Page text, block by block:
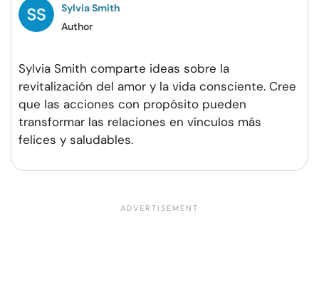
Sylvia Smith
Author
Sylvia Smith comparte ideas sobre la
revitalización del amor y la vida consciente. Cree
que las acciones con propósito pueden
transformar las relaciones en vínculos más
felices y saludables.